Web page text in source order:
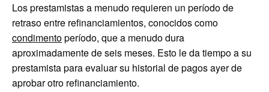
Los prestamistas a menudo requieren un período de
retraso entre refinanciamientos, conocidos como
condimentoperíodo, que a menudo dura
aproximadamente de seis meses. Esto le da tiempo a su
prestamista para evaluar su historial de pagos ayer de
aprobar otro refinanciamiento.